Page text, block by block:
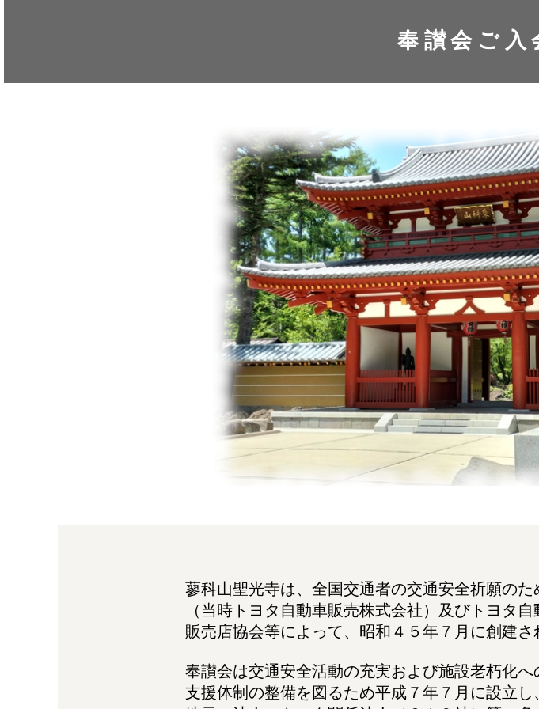
奉讃会ご入
蓼科山聖光寺は、全国交通者の交通安全祈願の
（当時トヨタ自動車販売株式会社）及びトヨタ
販売店協会等によって、昭和４５年７月に創建さ
奉讃会は交通安全活動の充実および施設老朽化へ
支援体制の整備を図るため平成７年７月に設立し